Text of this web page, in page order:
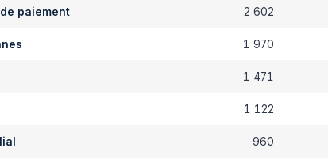
paiement 2 602
1 970
1 471
1 122
960